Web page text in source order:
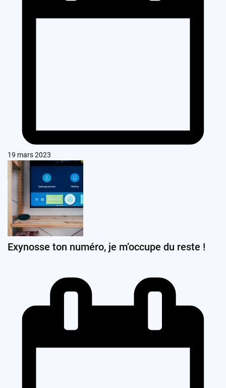
19 mars 2023
Exynosse ton numéro, je m’occupe du reste !